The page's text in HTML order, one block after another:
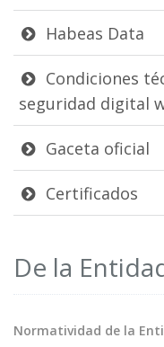
Habeas Data
Condiciones
seguridad digital
Gaceta oficial
Certificados
De la
Normatividad de la